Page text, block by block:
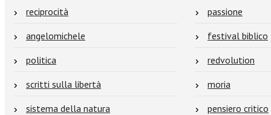
reciprocità
passione
angelomichele
festival biblico
politica
redvolution
scritti sulla libertà
moria
sistema della natura
pensiero critico